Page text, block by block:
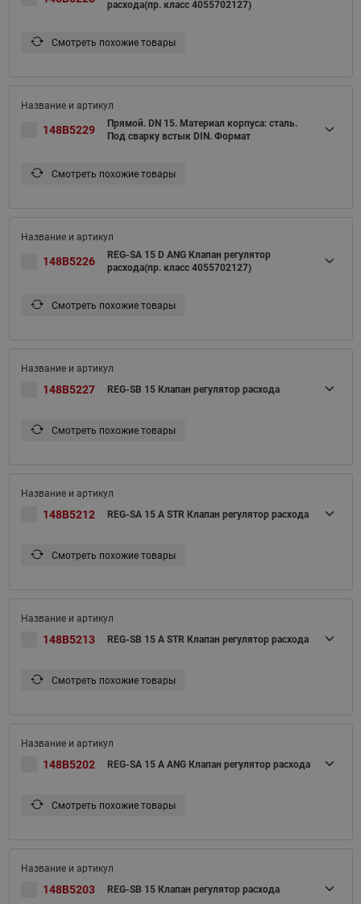
расхода(пр. класс 4055702127)
Смотреть похожие товары
148B5229
Прямой. DN 15. Материал корпуса: сталь.
Под сварку встык DIN. Формат
Смотреть похожие товары
148B5226
REG-SA 15 D ANG Клапан регулятор
расхода(пр. класс 4055702127)
Смотреть похожие товары
148B5227 REG-SB 15 Клапан регулятор расхода
Смотреть похожие товары
148B5212 REG-SA 15 A STR Клапан регулятор расхода
Смотреть похожие товары
148B5213 REG-SB 15 A STR Клапан регулятор расхода
Смотреть похожие товары
148B5202 REG-SA 15 A ANG Клапан регулятор расхода
Смотреть похожие товары
148B5203 REG-SB 15 Клапан регулятор расхода